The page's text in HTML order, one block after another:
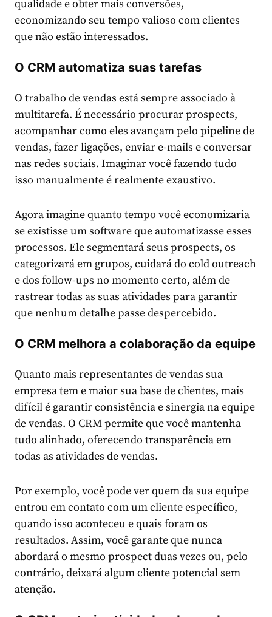
qualidade e obter mais conversões,
economizando seu tempo valioso com clientes
que não estão interessados.
O CRM automatiza suas tarefas
O trabalho de vendas está sempre associado à
multitarefa. É necessário procurar prospects,
acompanhar como eles avançam pelo pipeline de
vendas, fazer ligações, enviar e-mails e conversar
nas redes sociais. Imaginar você fazendo tudo
isso manualmente é realmente exaustivo.
Agora imagine quanto tempo você economizaria
se existisse um software que automatizasse esses
processos. Ele segmentará seus prospects, os
categorizará em grupos, cuidará do cold outreach
e dos follow-ups no momento certo, além de
rastrear todas as suas atividades para garantir
que nenhum detalhe passe despercebido.
O CRM melhora a colaboração da equipe
Quanto mais representantes de vendas sua
empresa tem e maior sua base de clientes, mais
difícil é garantir consistência e sinergia na equipe
de vendas. O CRM permite que você mantenha
tudo alinhado, oferecendo transparência em
todas as atividades de vendas.
Por exemplo, você pode ver quem da sua equipe
entrou em contato com um cliente específico,
quando isso aconteceu e quais foram os
resultados. Assim, você garante que nunca
abordará o mesmo prospect duas vezes ou, pelo
contrário, deixará algum cliente potencial sem
atenção.